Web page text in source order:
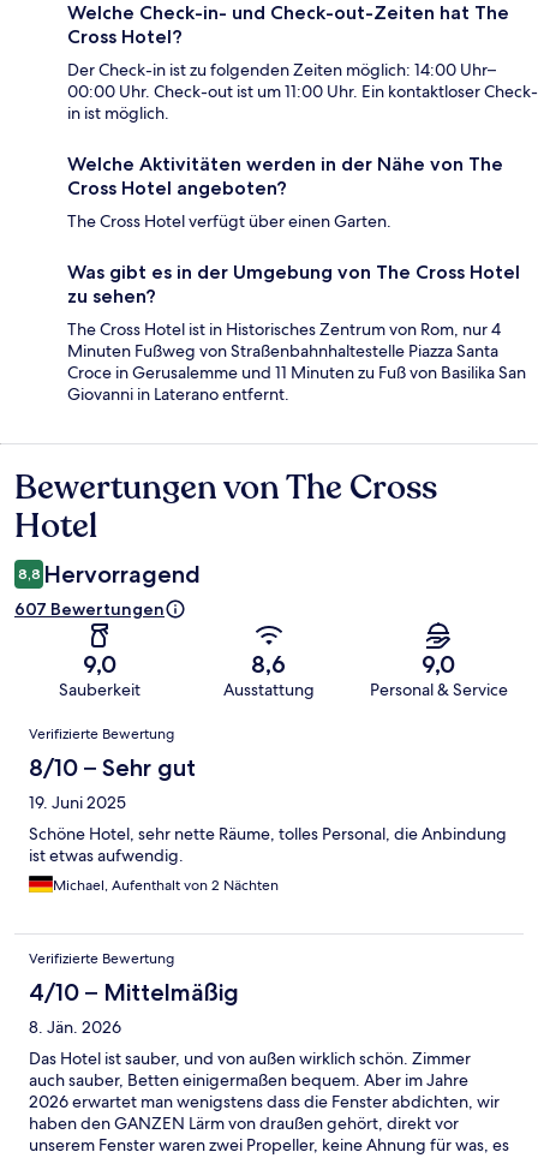
Welche Check-in- und Check-out-Zeiten hat The
Cross Hotel?
Der Check-in ist zu folgenden Zeiten möglich: 14:00 Uhr–
00:00 Uhr. Check-out ist um 11:00 Uhr. Ein kontaktloser Check-
in ist möglich.
Welche Aktivitäten werden in der Nähe von The
Cross Hotel angeboten?
The Cross Hotel verfügt über einen Garten.
Was gibt es in der Umgebung von The Cross Hotel
zu sehen?
The Cross Hotel ist in Historisches Zentrum von Rom, nur 4
Minuten Fußweg von Straßenbahnhaltestelle Piazza Santa
Croce in Gerusalemme und 11 Minuten zu Fuß von Basilika San
Giovanni in Laterano entfernt.
Bewertungen
Bewertungen von The Cross
Hotel
8,8 Hervorragend
607 Bewertungen
9,0
Sauberkeit
8,6
Ausstattung
9,0
Personal & Service
Bewertungen
Verifizierte Bewertung
8/10 – Sehr gut
19. Juni 2025
Schöne Hotel, sehr nette Räume, tolles Personal, die Anbindung
ist etwas aufwendig.
Michael, Aufenthalt von 2 Nächten
Verifizierte Bewertung
4/10 – Mittelmäßig
8. Jän. 2026
Das Hotel ist sauber, und von außen wirklich schön. Zimmer
auch sauber, Betten einigermaßen bequem. Aber im Jahre
2026 erwartet man wenigstens dass die Fenster abdichten, wir
haben den GANZEN Lärm von draußen gehört, direkt vor
unserem Fenster waren zwei Propeller, keine Ahnung für was, es